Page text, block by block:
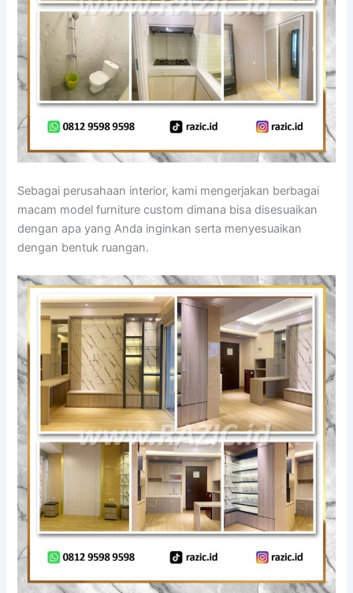
Sebagai perusahaan interior, kami mengerjakan berbagai
macam model furniture custom dimana bisa disesuaikan
dengan apa yang Anda inginkan serta menyesuaikan
dengan bentuk ruangan.